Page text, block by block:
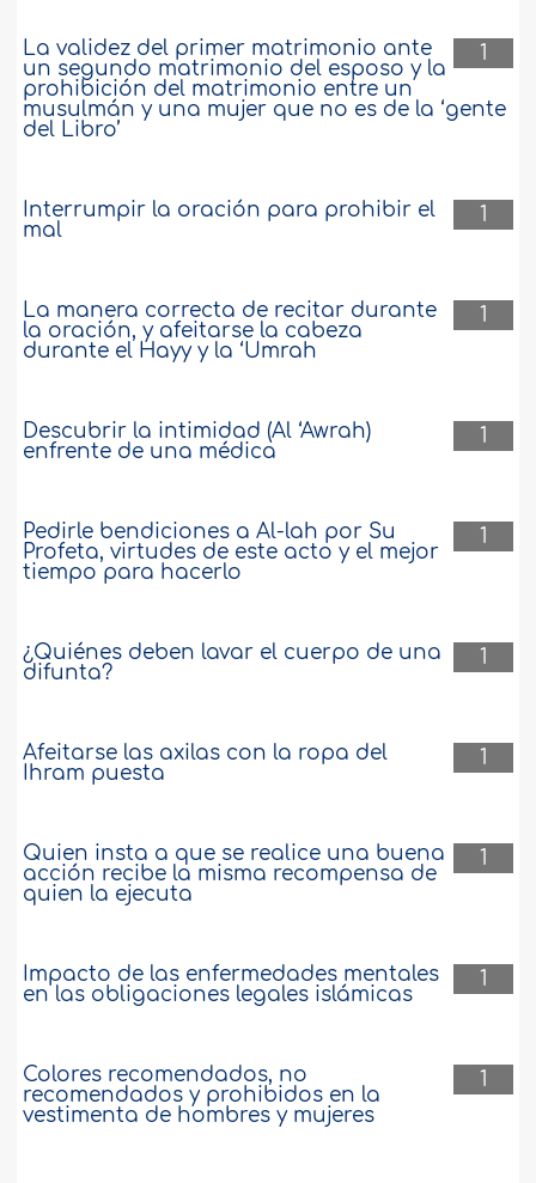
1
La validez del primer matrimonio ante
un segundo matrimonio del esposo y la
prohibición del matrimonio entre un
musulmán y una mujer que no es de la ‘gente
del Libro’
1
Interrumpir la oración para prohibir el
mal
1
La manera correcta de recitar durante
la oración, y afeitarse la cabeza
durante el Hayy y la ‘Umrah
1
Descubrir la intimidad (Al ‘Awrah)
enfrente de una médica
1
Pedirle bendiciones a Al-lah por Su
Profeta, virtudes de este acto y el mejor
tiempo para hacerlo
1
¿Quiénes deben lavar el cuerpo de una
difunta?
1
Afeitarse las axilas con la ropa del
Ihram puesta
1
Quien insta a que se realice una buena
acción recibe la misma recompensa de
quien la ejecuta
1
Impacto de las enfermedades mentales
en las obligaciones legales islámicas
1
Colores recomendados, no
recomendados y prohibidos en la
vestimenta de hombres y mujeres